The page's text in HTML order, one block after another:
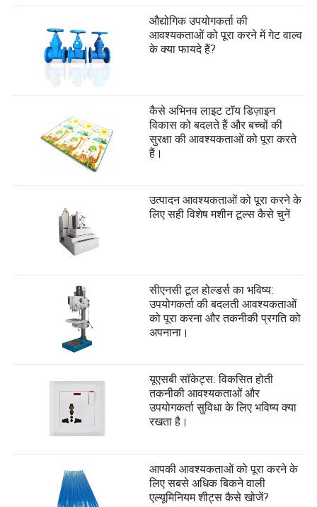
औद्योगिक उपयोगकर्ता की
आवश्यकताओं को पूरा करने में गेट वाल्व
के क्या फायदे हैं?
कैसे अभिनव लाइट टॉय डिज़ाइन
विकास को बदलते हैं और बच्चों की
सुरक्षा की आवश्यकताओं को पूरा करते
हैं।
उत्पादन आवश्यकताओं को पूरा करने के
लिए सही विशेष मशीन टूल्स कैसे चुनें
सीएनसी टूल होल्डर्स का भविष्य:
उपयोगकर्ता की बदलती आवश्यकताओं
को पूरा करना और तकनीकी प्रगति को
अपनाना।
यूएसबी सॉकेट्स: विकसित होती
तकनीकी आवश्यकताओं और
उपयोगकर्ता सुविधा के लिए भविष्य क्या
रखता है।
आपकी आवश्यकताओं को पूरा करने के
लिए सबसे अधिक बिकने वाली
एल्यूमिनियम शीट्स कैसे खोजें?